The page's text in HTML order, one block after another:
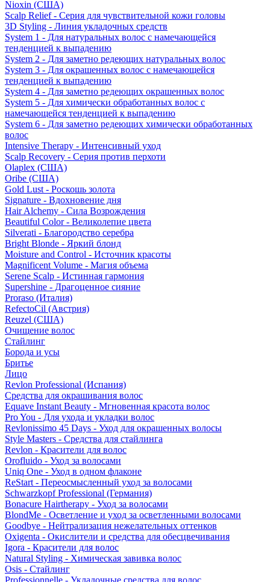
Nioxin (США)
Scalp Relief - Серия для чувствительной кожи головы
3D Styling - Линия укладочных средств
System 1 - Для натуральных волос с намечающейся
тенденцией к выпадению
System 2 - Для заметно редеющих натуральных волос
System 3 - Для окрашенных волос с намечающейся
тенденцией к выпадению
System 4 - Для заметно редеющих окрашенных волос
System 5 - Для химически обработанных волос с
намечающейся тенденцией к выпадению
System 6 - Для заметно редеющих химически обработанных
волос
Intensive Therapy - Интенсивный уход
Scalp Recovery - Серия против перхоти
Olaplex (США)
Oribe (США)
Gold Lust - Роскошь золота
Signature - Вдохновение дня
Hair Alchemy - Сила Возрождения
Beautiful Color - Великолепие цвета
Silverati - Благородство серебра
Bright Blonde - Яркий блонд
Moisture and Control - Источник красоты
Magnificent Volume - Магия объема
Serene Scalp - Истинная гармония
Supershine - Драгоценное сияние
Proraso (Италия)
RefectoCil (Австрия)
Reuzel (США)
Очищение волос
Стайлинг
Борода и усы
Бритье
Лицо
Revlon Professional (Испания)
Средства для окрашивания волос
Equave Instant Beauty - Мгновенная красота волос
Pro You - Для ухода и укладки волос
Revlonissimo 45 Days - Уход для окрашенных волосы
Style Masters - Средства для стайлинга
Revlon - Красители для волос
Orofluido - Уход за волосами
Uniq One - Уход в одном флаконе
ReStart - Переосмысленный уход за волосами
Schwarzkopf Professional (Германия)
Bonacure Hairtherapy - Уход за волосами
BlondMe - Осветление и уход за осветленными волосами
Goodbye - Нейтрализация нежелательных оттенков
Oxigenta - Окислители и средства для обесцвечивания
Igora - Красители для волос
Natural Styling - Химическая завивка волос
Osis - Стайлинг
Professionnelle - Укладочные средства для волос